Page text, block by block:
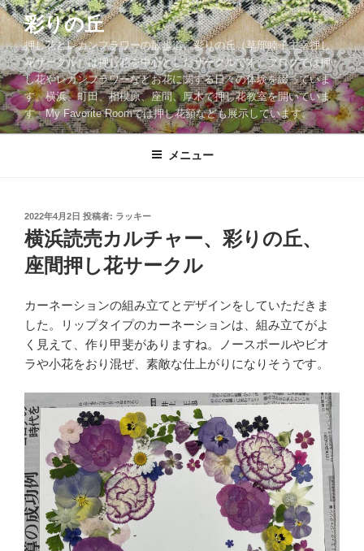
コ
ン
テ
ン
ツ
へ
ス
彩りの丘
押し花とレカンフラワーの散歩道。彩りの丘（草部睦子主宰押し
花サークル）は押し花を中心としたサークルです。ブログでは押
し花やレカンフラワーなどお花に関する日々の体験を綴っていま
す。横浜、町田、相模原、座間、厚木で押し花教室を開いていま
す。My Favorite Roomでは押し花額なども展示しています。
メニュー
投
稿
日:
2022年4月2日 投稿者: ラッキー
横浜読売カルチャー、彩りの丘、
座間押し花サークル
カーネーションの組み立てとデザインをしていただきま
した。リップタイプのカーネーションは、組み立てがよ
く見えて、作り甲斐がありますね。ノースポールやビオ
ラや小花をおり混ぜ、素敵な仕上がりになりそうです。